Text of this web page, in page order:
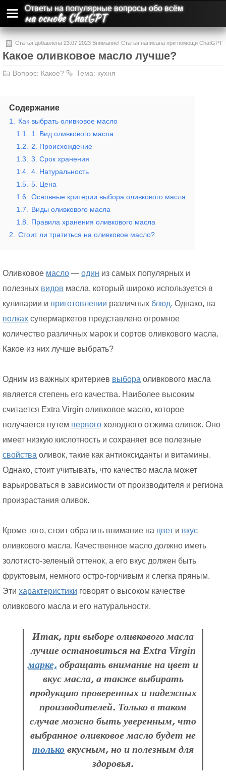
Ответы на популярные вопросы обо всём
на основе ChatGPT
Статья добавлена 23.07.2023 Внимание! Статья написана при помощи ChatGPT
и может содержать ошибки и неточности.
Какое оливковое масло лучше?
Вопрос: Какое? Тема: кухня
Содержание
1.
Как выбрать оливковое масло
1.1.
1. Вид оливкового масла
1.2.
2. Происхождение
1.3.
3. Срок хранения
1.4.
4. Натуральность
1.5.
5. Цена
1.6.
Основные критерии выбора оливкового масла
1.7.
Виды оливкового масла
1.8.
Правила хранения оливкового масла
2.
Стоит ли тратиться на оливковое масло?
Оливковое масло — один из самых популярных и
полезных видов масла, который широко используется в
кулинарии и приготовлении различных блюд. Однако, на
полках супермаркетов представлено огромное
количество различных марок и сортов оливкового масла.
Какое из них лучше выбрать?
Одним из важных критериев выбора оливкового масла
является степень его качества. Наиболее высоким
считается Extra Virgin оливковое масло, которое
получается путем первого холодного отжима оливок. Оно
имеет низкую кислотность и сохраняет все полезные
свойства оливок, такие как антиоксиданты и витамины.
Однако, стоит учитывать, что качество масла может
варьироваться в зависимости от производителя и региона
произрастания оливок.
Кроме того, стоит обратить внимание на цвет и вкус
оливкового масла. Качественное масло должно иметь
золотисто-зеленый оттенок, а его вкус должен быть
фруктовым, немного остро-горчивым и слегка пряным.
Эти характеристики говорят о высоком качестве
оливкового масла и его натуральности.
Итак, при выборе оливкового масла
лучше остановиться на Extra Virgin
марке,обращать внимание на цвет и
вкус масла, а также выбирать
продукцию проверенных и надежных
производителей. Только в таком
случае можно быть уверенным, что
выбранное оливковое масло будет не
тольковкусным, но и полезным для
здоровья.